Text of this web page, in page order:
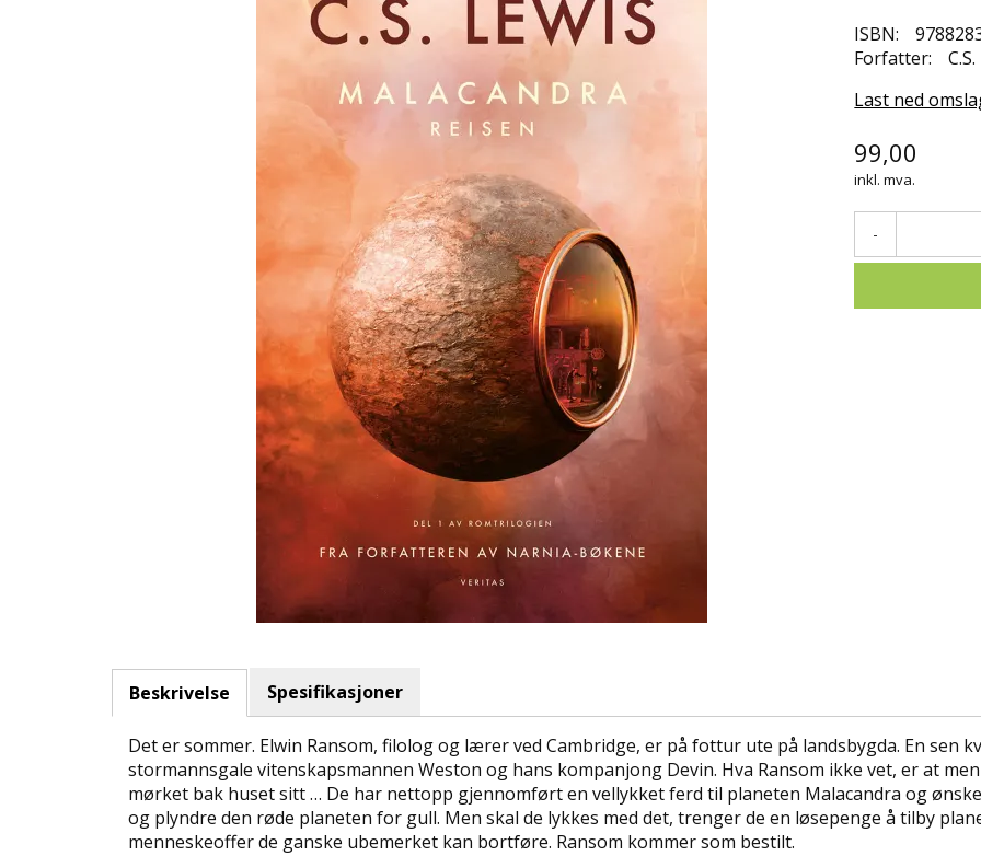
ISBN:
Forfatter:
Last ned
99,00
inkl. mva.
-
Beskrivelse Spesifikasjoner
Det er sommer. Elwin Ransom, filolog og lærer ved Cambridge, er på fottur ute på landsbygda. En sen
stormannsgale vitenskapsmannen Weston og hans kompanjong Devin. Hva Ransom ikke vet, er at
mørket bak huset sitt … De har nettopp gjennomført en vellykket ferd til planeten Malacandra og
og plyndre den røde planeten for gull. Men skal de lykkes med det, trenger de en løsepenge å tilby
menneskeoffer de ganske ubemerket kan bortføre. Ransom kommer som bestilt.